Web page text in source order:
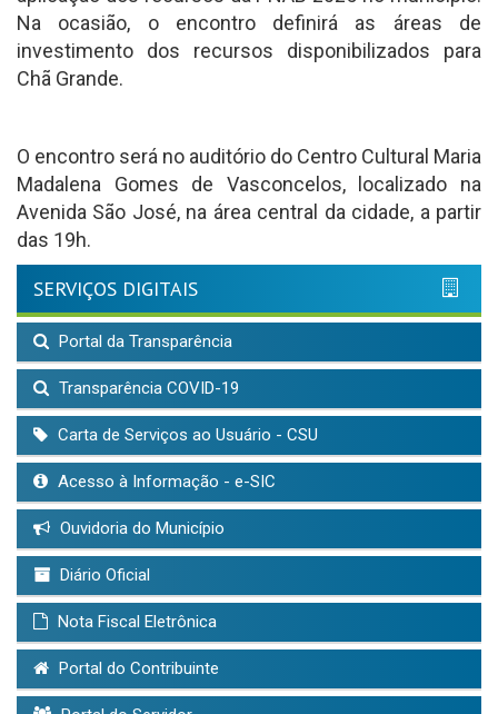
Na ocasião, o encontro definirá as áreas de
investimento dos recursos disponibilizados para
Chã Grande.
O encontro será no auditório do Centro Cultural Maria
Madalena Gomes de Vasconcelos, localizado na
Avenida São José, na área central da cidade, a partir
das 19h.
SERVIÇOS DIGITAIS
Portal da Transparência
Transparência COVID-19
Carta de Serviços ao Usuário - CSU
Acesso à Informação - e-SIC
Ouvidoria do Município
Diário Oficial
Nota Fiscal Eletrônica
Portal do Contribuinte